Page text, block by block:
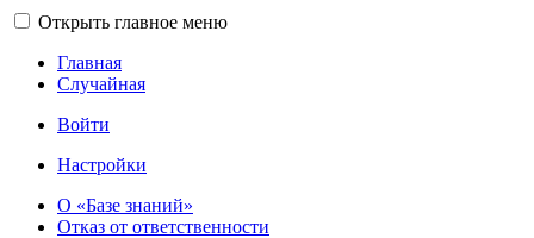
Открыть главное меню
Главная
Случайная
Войти
Настройки
О «Базе знаний»
Отказ от ответственности